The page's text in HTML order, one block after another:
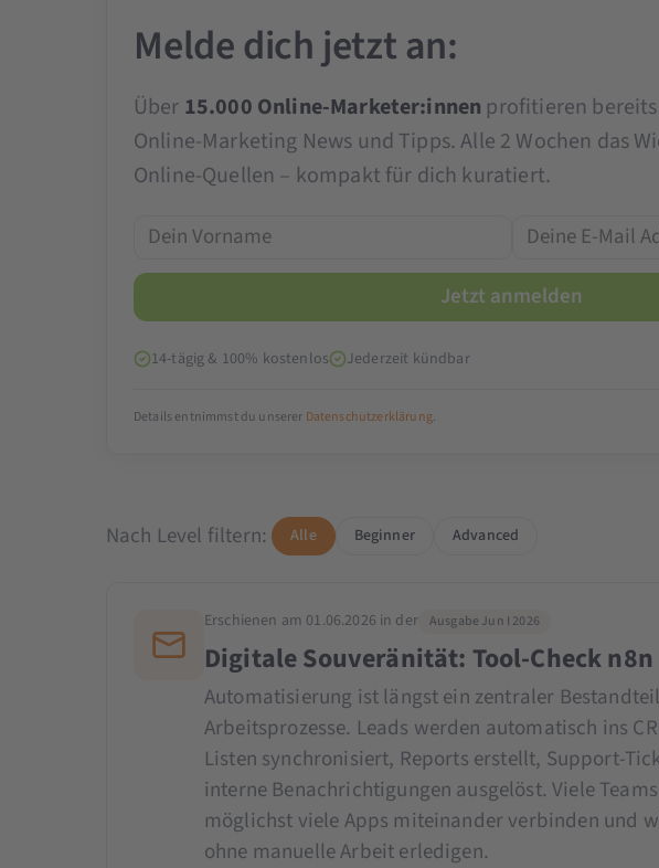
Melde dich jetzt an:
Über 15.000 Online-Marketer:innen profitieren
Online-Marketing News und Tipps. Alle 2 Wochen das
Online-Quellen – kompakt für dich kuratiert.
14-tägig & 100% kostenlos Jederzeit kündbar
Details entnimmst du unserer Datenschutzerklärung.
Nach Level filtern: Alle Beginner Advanced
Erschienen am 01.06.2026 in der Ausgabe Jun I 2026
Digitale Souveränität: Tool-Check n8n
Automatisierung ist längst ein zentraler
Arbeitsprozesse. Leads werden automatisch ins
Listen synchronisiert, Reports erstellt, Support-
interne Benachrichtigungen ausgelöst. Viele
möglichst viele Apps miteinander verbinden und
ohne manuelle Arbeit erledigen.